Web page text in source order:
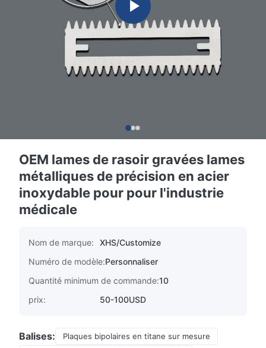
OEM lames de rasoir gravées lames
métalliques de précision en acier
inoxydable pour pour l'industrie
médicale
Nom de marque:
XHS/Customize
Numéro de modèle:Personnaliser
Quantité minimum de commande:10
prix:
50-100USD
Balises:
Plaques bipolaires en titane sur mesure